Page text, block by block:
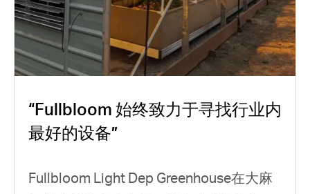
“Fullbloom 始终致力于寻找行业内
最好的设备”
Fullbloom Light Dep Greenhouse在大麻